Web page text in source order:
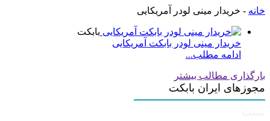
خانه - خریدار مینی لودر آمریکایی
بابکت
خریدار مینی لودر بابکت آمریکایی
ادامه مطلب...
بارگذاری مطالب بیشتر
مجوزهای ایران بابکت